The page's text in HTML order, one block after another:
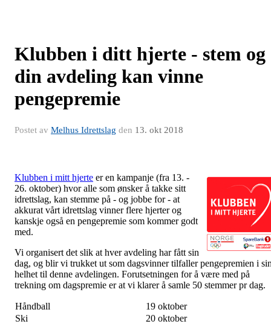
Klubben i ditt hjerte - stem og
din avdeling kan vinne
pengepremie
Postet av Melhus Idrettslag den 13. okt 2018
Klubben i mitt hjerte er en kampanje (fra 13. -
26. oktober) hvor alle som ønsker å takke sitt
idrettslag, kan stemme på - og jobbe for - at
akkurat vårt idrettslag vinner flere hjerter og
kanskje også en pengepremie som kommer godt
med.
Vi organisert det slik at hver avdeling har fått sin
dag, og blir vi trukket ut som dagsvinner tilfaller pengepremien i
helhet til denne avdelingen. Forutsetningen for å være med på
trekning om dagspremie er at vi klarer å samle 50 stemmer pr dag.
Håndball
19 oktober
Ski
20 oktober